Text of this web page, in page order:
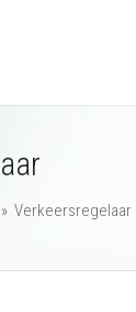
» Verkeersregelaar